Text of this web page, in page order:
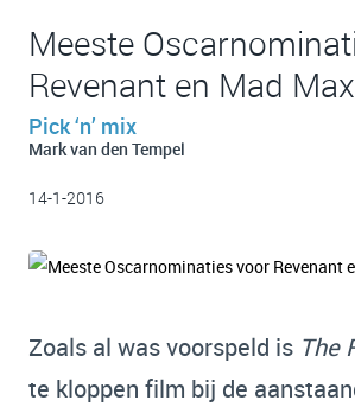
Meeste
Revenant en Mad Max
Pick ‘n’ mix
Mark van den Tempel
14-1-2016
Zoals al was voorspeld is The
te kloppen film bij de